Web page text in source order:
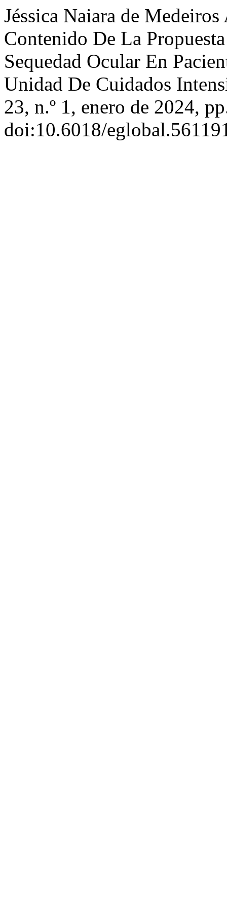
Jéssica Naiara de
Contenido De La
Sequedad Ocular En
Unidad De Cuidados
23, n.º 1, enero de 2024,
doi:10.6018/